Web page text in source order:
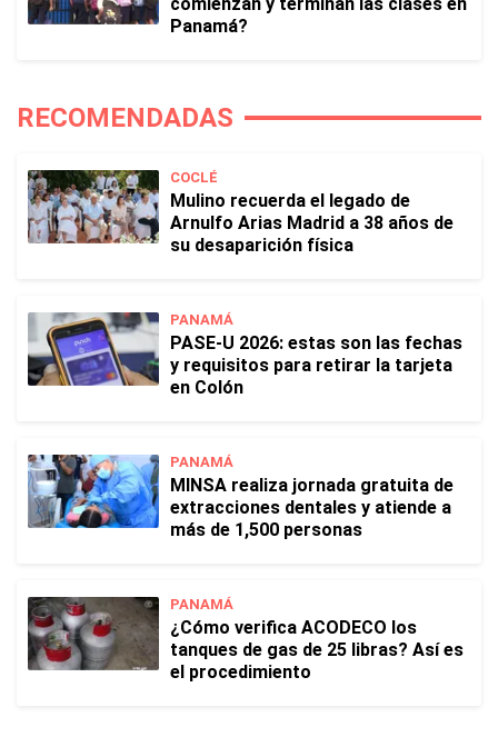
Panamá?
RECOMENDADAS
COCLÉ
Mulino recuerda el legado de
Arnulfo Arias Madrid a 38 años de
su desaparición física
PANAMÁ
PASE-U 2026: estas son las fechas
y requisitos para retirar la tarjeta
en Colón
PANAMÁ
MINSA realiza jornada gratuita de
extracciones dentales y atiende a
más de 1,500 personas
PANAMÁ
¿Cómo verifica ACODECO los
tanques de gas de 25 libras? Así es
el procedimiento